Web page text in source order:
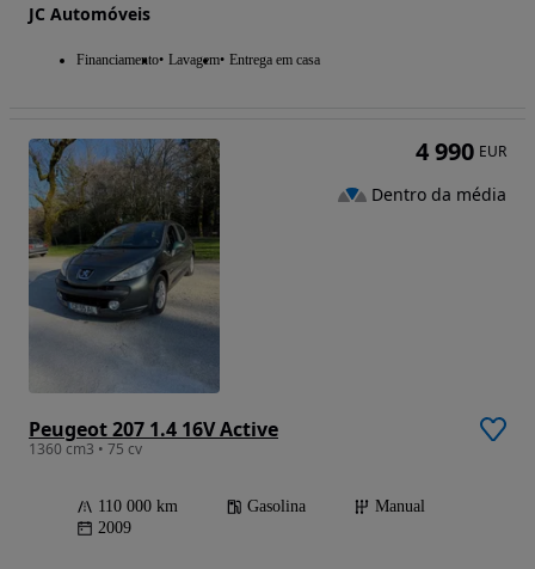
JC Automóveis
Financiamento Lavagem Entrega em casa
Peugeot 207 1.4 16V Active
1360 cm3 • 75 cv
110 000 km Gasolina
Manual
2009
4 990 EUR
Dentro da média